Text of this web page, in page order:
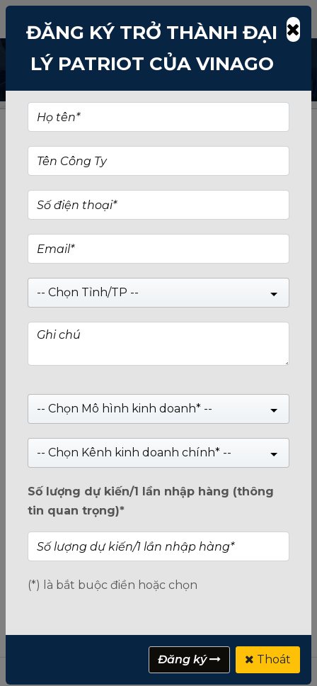
TÌM KIẾM TỪ KHÓA: THE-
NHO-MICRO-SD
THẺ NHỚ MICROSD KIOXIA-32GB-EXCERIA CL10 U1 TỐC
ĐỘ 100M/s-LMEX1L032GG4
trên 5
ĐĂNG KÝ TRỞ THÀNH ĐẠI
LÝ PATRIOT CỦA VINAGO
-- Chọn Tỉnh/TP --
-- Chọn Mô hình kinh doanh* --
-- Chọn Kênh kinh doanh chính* --
Số lượng dự kiến/1 lần nhập hàng (thông
tin quan trọng)*
(*) là bắt buộc điền hoặc chọn
Đăng ký Thoát